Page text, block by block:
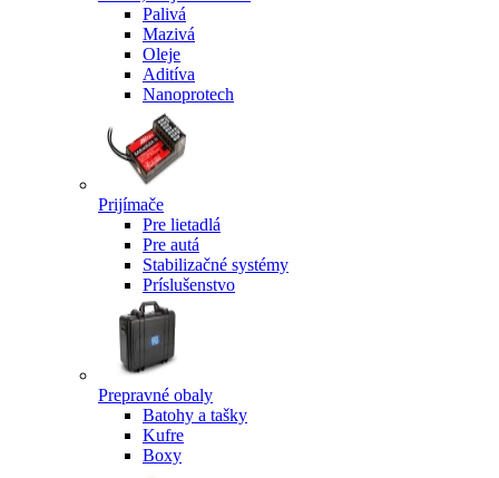
Palivá
Mazivá
Oleje
Aditíva
Nanoprotech
Prijímače
Pre lietadlá
Pre autá
Stabilizačné systémy
Príslušenstvo
Prepravné obaly
Batohy a tašky
Kufre
Boxy